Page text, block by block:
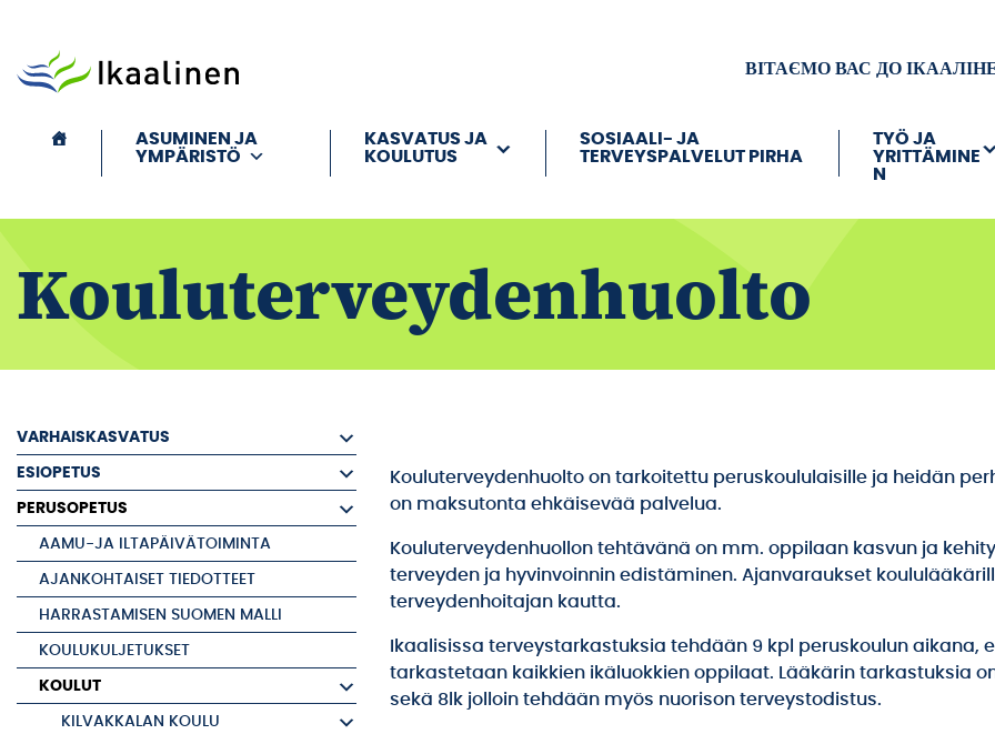
ВІТАЄМО ВАС ДО
ASUMINEN JA
YMPÄRISTÖ
KASVATUS JA
KOULUTUS
SOSIAALI- JA
TERVEYSPALVELUT PIRHA
TYÖ JA
YRITTÄMINE
N
Kouluterveydenhuolto
VARHAISKASVATUS
ESIOPETUS
PERUSOPETUS
AAMU-JA ILTAPÄIVÄTOIMINTA
AJANKOHTAISET TIEDOTTEET
HARRASTAMISEN SUOMEN MALLI
KOULUKULJETUKSET
KOULUT
KILVAKKALAN KOULU
Kouluterveydenhuolto on tarkoitettu peruskoululaisille ja heidän
on maksutonta ehkäisevää palvelua.
Kouluterveydenhuollon tehtävänä on mm. oppilaan kasvun ja
terveyden ja hyvinvoinnin edistäminen. Ajanvaraukset
terveydenhoitajan kautta.
Ikaalisissa terveystarkastuksia tehdään 9 kpl peruskoulun aikana,
tarkastetaan kaikkien ikäluokkien oppilaat. Lääkärin tarkastuksia on
sekä 8lk jolloin tehdään myös nuorison terveystodistus.